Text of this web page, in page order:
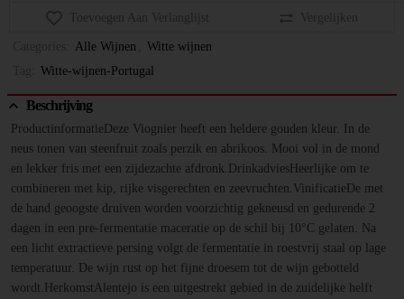
Toevoegen Aan Verlanglijst Vergelijken
Alle Wijnen
Witte wijnen
Witte-wijnen-Portugal
Beschrijving
ProductinformatieDeze Viognier heeft een heldere gouden kleur. In de
neus tonen van steenfruit zoals perzik en abrikoos. Mooi vol in de mond
en lekker fris met een zijdezachte afdronk.DrinkadviesHeerlijke om te
combineren met kip, rijke visgerechten en zeevruchten.VinificatieDe met
de hand geoogste druiven worden voorzichtig gekneusd en gedurende 2
dagen in een pre-fermentatie maceratie op de schil bij 10°C gelaten. Na
een licht extractieve persing volgt de fermentatie in roestvrij staal op lage
temperatuur. De wijn rust op het fijne droesem tot de wijn gebotteld
wordt.HerkomstAlentejo is een uitgestrekt gebied in de zuidelijke helft